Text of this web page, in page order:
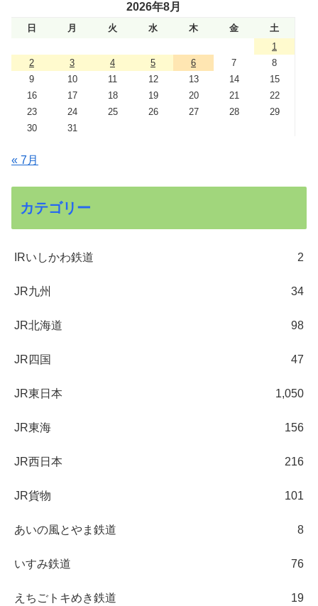
2026年8月
日 月 火 水 木 金
土
1
2
3 4 5 6 7
8
9
10 11 12 13 14
15
16
17 18 19 20 21
22
23
24 25 26 27 28
29
30
31
« 7月
カテゴリー
IRいしかわ鉄道 2
JR九州 34
JR北海道 98
JR四国 47
JR東日本 1,050
JR東海 156
JR西日本 216
JR貨物 101
あいの風とやま鉄道 8
いすみ鉄道 76
えちごトキめき鉄道 19